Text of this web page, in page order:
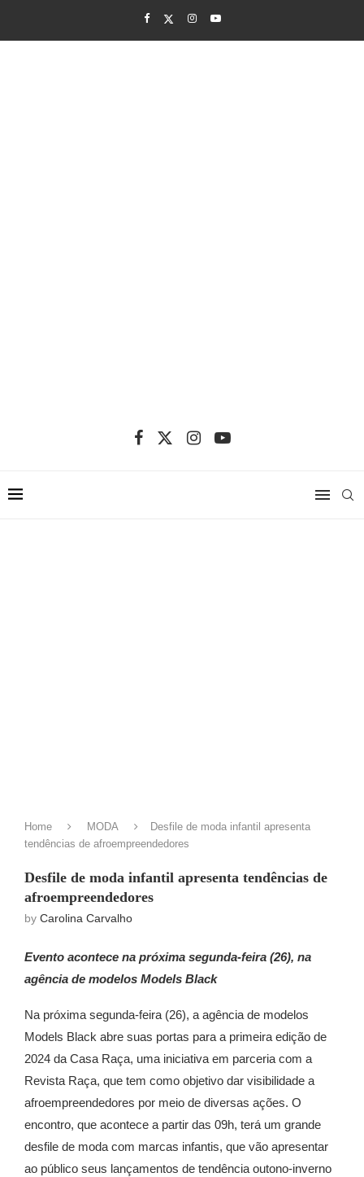
Home MODA
Desfile de moda infantil apresenta
tendências de afroempreendedores
Desfile de moda infantil apresenta tendências de
afroempreendedores
by Carolina Carvalho
Evento acontece na próxima segunda-feira (26), na
agência de modelos Models Black
Na próxima segunda-feira (26), a agência de modelos
Models Black abre suas portas para a primeira edição de
2024 da Casa Raça, uma iniciativa em parceria com a
Revista Raça, que tem como objetivo dar visibilidade a
afroempreendedores por meio de diversas ações. O
encontro, que acontece a partir das 09h, terá um grande
desfile de moda com marcas infantis, que vão apresentar
ao público seus lançamentos de tendência outono-inverno